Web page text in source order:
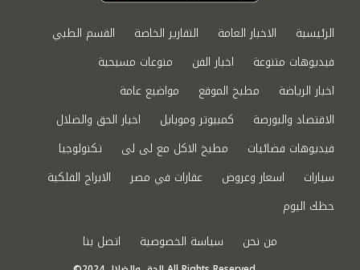
الرئيسية الاخبار العامة التقارير الخاصة
القسم الطبي
فيديوهات متنوعة
اخبار الفن
منوعات مسيحية
اخبار الرياضة
مطبخ الموقع
مواضيع عامة
الاقتصاد والبورصة
كمبيوتر وموبايل
اخبار الحق والضلال
فيديوهات فضائيات
مطبخ الاكل مع لى لى
تكنولوجيا
سيارات
اسعار وعروض عقارات في مصر
الابراج الفلكية
حظك اليوم
من نحن
سياسة الخصوصية اتصل بنا